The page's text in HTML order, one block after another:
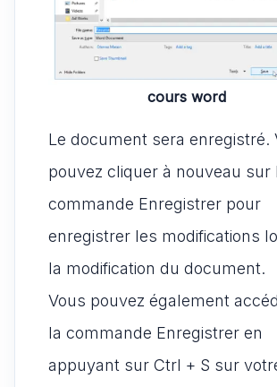
cours word
Le document sera enregistré.
pouvez cliquer à nouveau sur
commande Enregistrer pour
enregistrer les modifications
la modification du document.
Vous pouvez également
la commande Enregistrer en
appuyant sur Ctrl + S sur